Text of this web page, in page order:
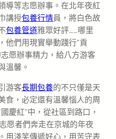
導等志愿辦事。在北年夜紅
講授包養行情員，將白色故
包養管道雅眾好評……哪里
他們用現實舉動踐行“貢
愿辦事精力，給八方游客
溫馨。
游客長期包養的不只僅是天
食，必定還有溫馨惱人的周
慶紅”中，從社區到路口，
愿者們奔走在京城的年夜
用淺笑傳遞好心，用苦守表